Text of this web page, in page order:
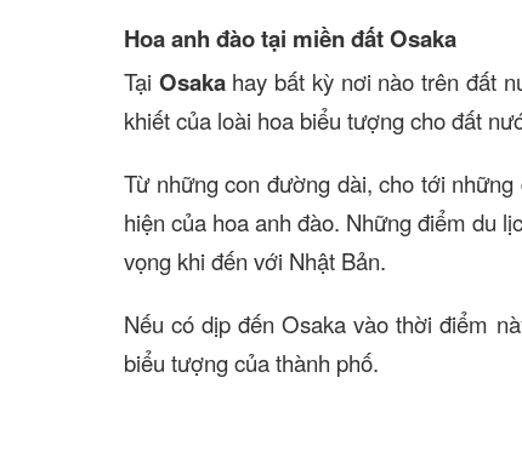
Hoa anh đào tại miền đất Osaka
Tại Osakahay bất kỳ nơi nào trên đất
khiết của loài hoa biểu tượng cho đất
Từ những con đường dài, cho tới
hiện của hoa anh đào. Những điểm du
vọng khi đến với Nhật Bản.
Nếu có dịp đến Osaka vào thời điểm
biểu tượng của thành phố.